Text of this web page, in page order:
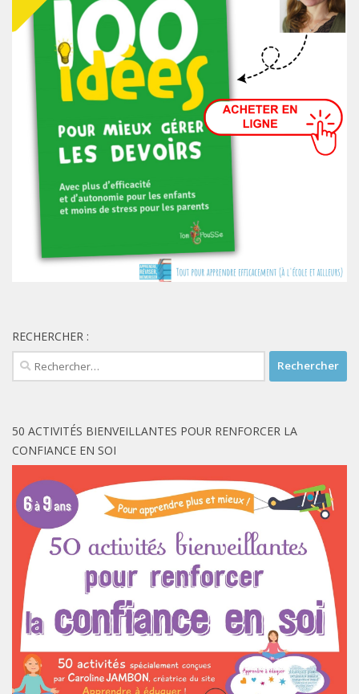
RECHERCHER :
Rechercher :
50 ACTIVITÉS BIENVEILLANTES POUR RENFORCER LA
CONFIANCE EN SOI